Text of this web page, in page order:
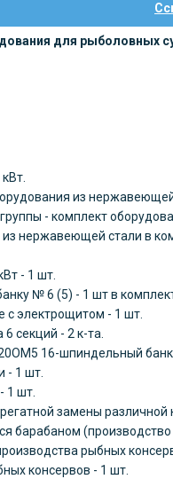
для рыболовных
из
- комплект
нержавеющей стали в
- 1 шт.
№ 6 (5) - 1 шт в
электрощитом - 1 шт.
секций - 2 к-та.
16-шпиндельный
- 1 шт.
1 шт.
замены различной
барабаном (производство
рыбных
консервов - 1 шт.